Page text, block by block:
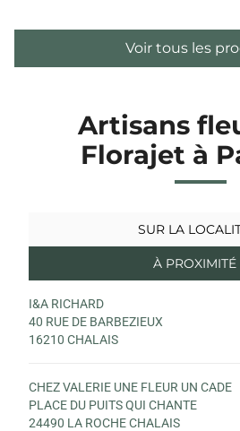
Voir tous les
Artisans
Florajet à
SUR LA
À PROXIMITÉ
I&A RICHARD
40 RUE DE BARBEZIEUX
16210 CHALAIS
CHEZ VALERIE UNE FLEUR UN CADE
PLACE DU PUITS QUI CHANTE
24490 LA ROCHE CHALAIS